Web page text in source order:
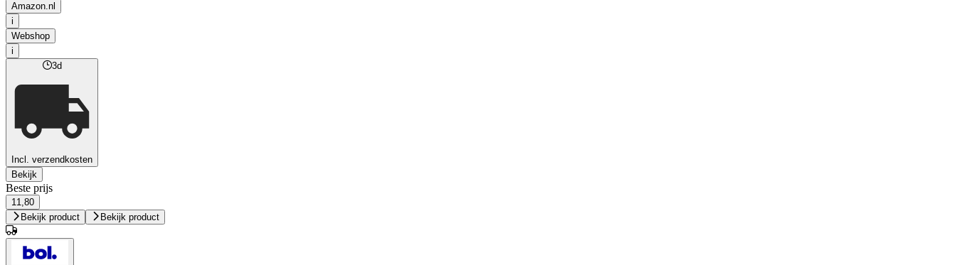
Amazon.nl
i
Webshop
i
3d
Incl. verzendkosten
Bekijk
Beste prijs
11,80
Bekijk product
Bekijk product